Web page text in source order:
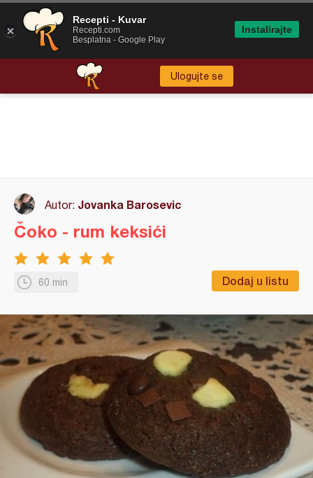
Ulogujte se
Autor: Jovanka Barosevic
60 min Dodaj u listu
Čoko - rum keksići
Recepti - Kuvar
Recepti.com
Besplatna - Google Play
Instalirajte